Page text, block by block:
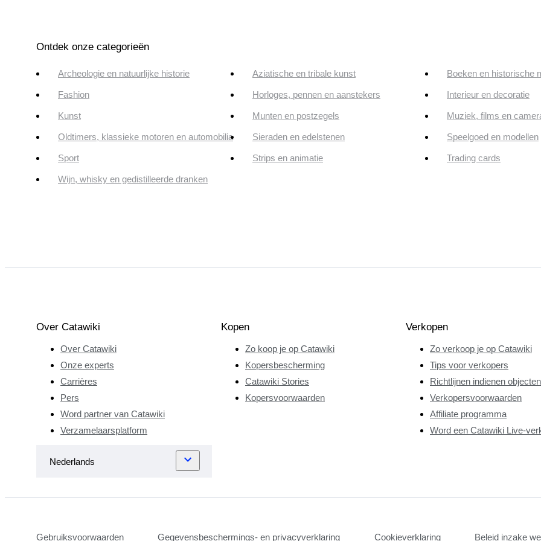
Ontdek onze categorieën
Archeologie en natuurlijke historie Aziatische en tribale kunst Boeken en historische
Fashion Horloges, pennen en aanstekers Interieur en decoratie
Kunst Munten en postzegels Muziek, films en
Oldtimers, klassieke motoren en automobilia Sieraden en edelstenen Speelgoed en modellen
Sport Strips en animatie Trading cards
Wijn, whisky en gedistilleerde dranken
Over Catawiki
Over Catawiki
Onze experts
Carrières
Pers
Word partner van Catawiki
Verzamelaarsplatform
Kopen
Zo koop je op Catawiki
Kopersbescherming
Catawiki Stories
Kopersvoorwaarden
Verkopen
Zo verkoop je op Catawiki
Tips voor verkopers
Richtlijnen indienen objecten
Verkopersvoorwaarden
Affiliate programma
Word een Catawiki Live-
Gebruiksvoorwaarden Gegevensbeschermings- en privacyverklaring Cookieverklaring Beleid inzake